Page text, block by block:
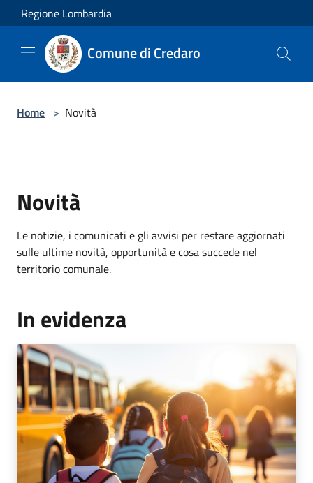
Salta al contenuto principale
Regione Lombardia
Comune di Credaro
Home > Novità
Novità
Le notizie, i comunicati e gli avvisi per restare aggiornati
sulle ultime novità, opportunità e cosa succede nel
territorio comunale.
In evidenza